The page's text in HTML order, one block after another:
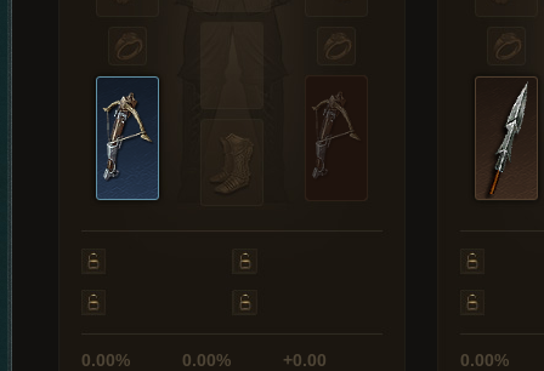
0.00% 0.00% +0.00 0.00%